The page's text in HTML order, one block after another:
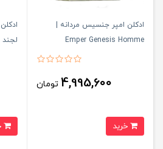
ادکلن امپر جنسیس مردانه |
Emper Genesis Homme
4,995,600 تومان
لجند